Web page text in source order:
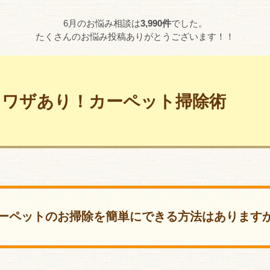
6月のお悩み相談は3,990件でした。
たくさんのお悩み投稿ありがとうございます！！
ワザあり！カーペット掃除術
ペットのお掃除を簡単にできる方法はあります